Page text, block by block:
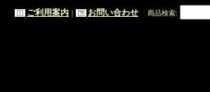
ご利用案内 ｜ お問い合わせ 商品検索: